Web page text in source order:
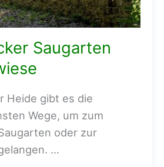
Saugarten
Heide gibt es die
Wege, um zum
oder zur
…